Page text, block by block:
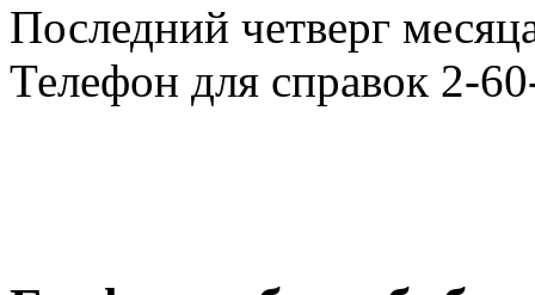
Последний четверг
Телефон для справок 2-